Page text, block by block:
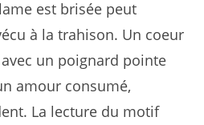
est brisée peut
à la trahison. Un coeur
un poignard pointe
amour consumé,
La lecture du motif